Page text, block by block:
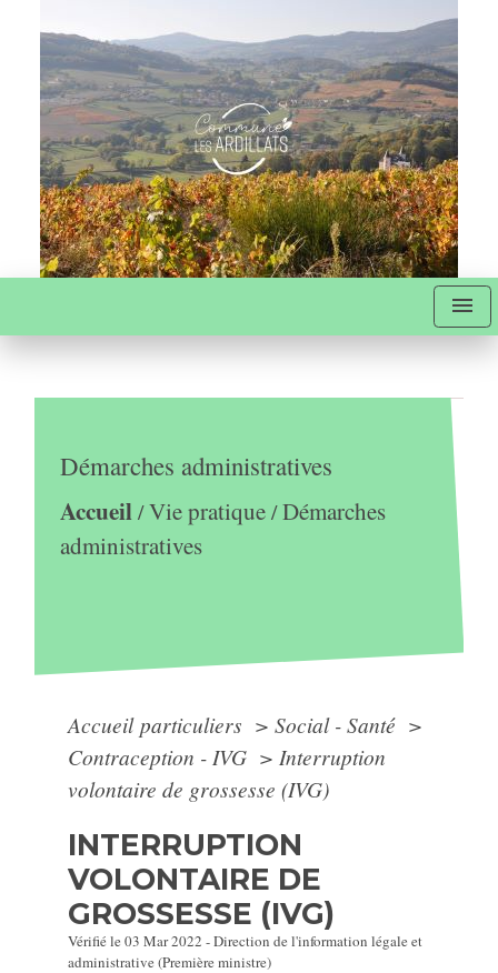
menu
Démarches administratives
Accueil/Vie pratique/Démarches
administratives
Accueil particuliers > Social - Santé >
Contraception - IVG > Interruption
volontaire de grossesse (IVG)
INTERRUPTION
VOLONTAIRE DE
GROSSESSE (IVG)
Vérifié le 03 Mar 2022 - Direction de l'information légale et
administrative (Première ministre)